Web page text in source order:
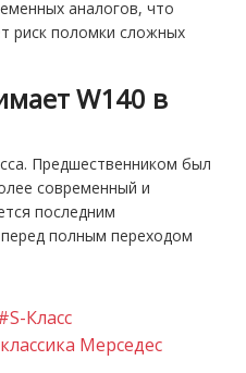
аналогов, что
риск поломки сложных
W140 в
Предшественником был
современный и
последним
полным переходом
Класс
Мерседес